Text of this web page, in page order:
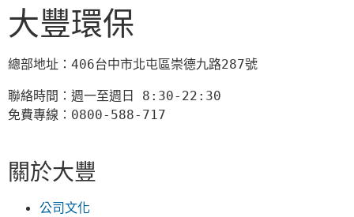
大豐環保
總部地址：406台中市北屯區崇德九路287號
聯絡時間：週一至週日 8:30-22:30
免費專線：0800-588-717
關於大豐
公司文化